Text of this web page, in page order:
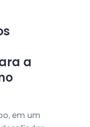
a
em um